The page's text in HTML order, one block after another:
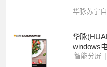
华脉苏宁
华脉
windows
牌带分屏(
智能分屏